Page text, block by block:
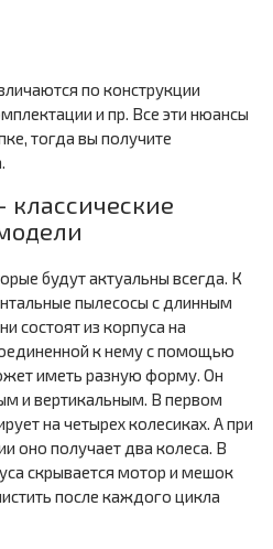
по конструкции
и пр. Все эти нюансы
тогда вы получите
классические
будут актуальны всегда. К
пылесосы с длинным
состоят из корпуса на
к нему с помощью
иметь разную форму. Он
и вертикальным. В первом
на четырех колесиках. А при
оно получает два колеса. В
скрывается мотор и мешок
после каждого цикла